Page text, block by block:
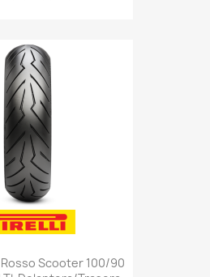
Rosso Scooter 100/90